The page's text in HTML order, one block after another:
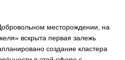
месторождении, на
вскрыта первая залежь
создание кластера